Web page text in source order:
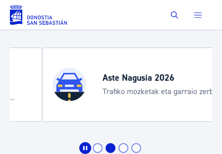
Eduki nagusira joan Buscar
Aste Nagusia 2026
Trafiko mozketak eta garraio zerbitzu
bereziak